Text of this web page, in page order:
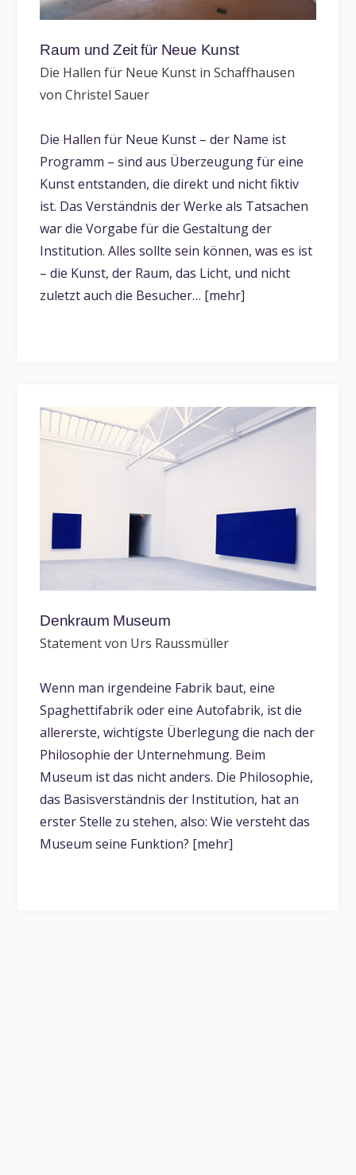
Raum und Zeit für Neue Kunst
Die Hallen für Neue Kunst in Schaffhausen
von Christel Sauer
Die Hallen für Neue Kunst – der Name ist
Programm – sind aus Überzeugung für eine
Kunst entstanden, die direkt und nicht fiktiv
ist. Das Verständnis der Werke als Tatsachen
war die Vorgabe für die Gestaltung der
Institution. Alles sollte sein können, was es ist
– die Kunst, der Raum, das Licht, und nicht
zuletzt auch die Besucher… [mehr]
Denkraum Museum
Statement von Urs Raussmüller
Wenn man irgendeine Fabrik baut, eine
Spaghettifabrik oder eine Autofabrik, ist die
allererste, wichtigste Überlegung die nach der
Philosophie der Unternehmung. Beim
Museum ist das nicht anders. Die Philosophie,
das Basisverständnis der Institution, hat an
erster Stelle zu stehen, also: Wie versteht das
Museum seine Funktion? [mehr]